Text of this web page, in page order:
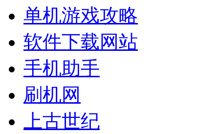
单机游戏攻略
软件下载网站
手机助手
刷机网
上古世纪